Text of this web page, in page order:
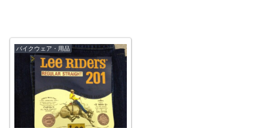
バイクウェア・用品